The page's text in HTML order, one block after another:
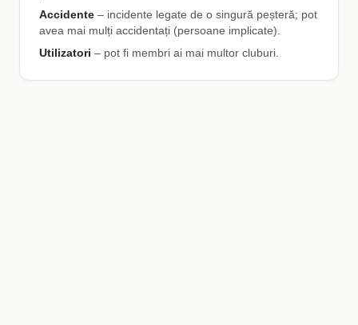
Accidente – incidente legate de o singură peșteră; pot
avea mai mulți accidentați (persoane implicate).
Utilizatori – pot fi membri ai mai multor cluburi.